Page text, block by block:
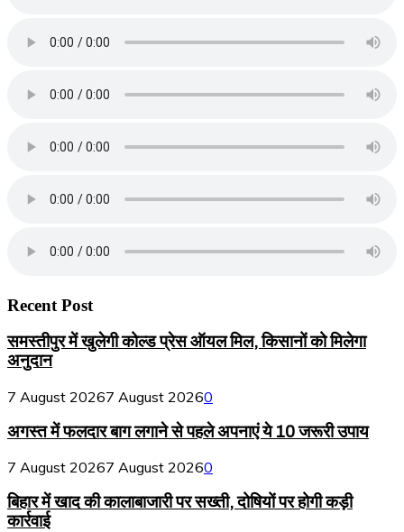
Recent Post
समस्तीपुर में खुलेगी कोल्ड प्रेस ऑयल मिल, किसानों को मिलेगा
अनुदान
7 August 20267 August 20260
अगस्त में फलदार बाग लगाने से पहले अपनाएं ये 10 जरूरी उपाय
7 August 20267 August 20260
बिहार में खाद की कालाबाजारी पर सख्ती, दोषियों पर होगी कड़ी
कार्रवाई